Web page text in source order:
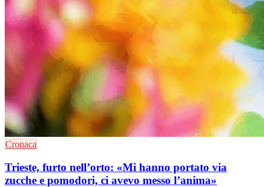
Cronaca
Trieste, furto nell’orto: «Mi hanno portato via
zucche e pomodori, ci avevo messo l’anima»